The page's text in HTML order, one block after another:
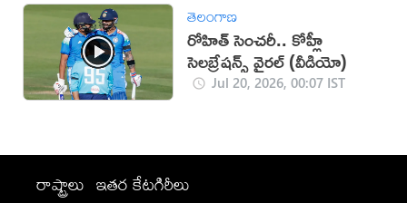
తెలంగాణ
రోహిత్ సెంచరీ.. కోహ్లీ
సెలబ్రేషన్స్ వైరల్ (వీడియో)
Jul 20, 2026, 00:07 IST
రాష్ట్రాలు ఇతర కేటగిరీలు